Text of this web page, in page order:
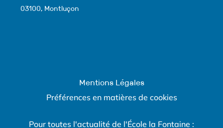
03100, Montluçon
Mentions Légales
Préférences en matières de cookies
Pour toutes l'actualité de l'École la Fontaine :